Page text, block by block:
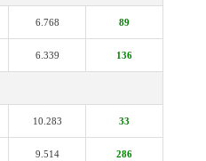
6.768 89
6.339 136
10.283 33
9.514 286